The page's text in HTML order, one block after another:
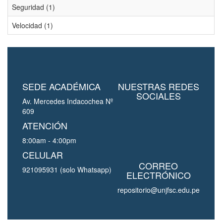
Seguridad (1)
Velocidad (1)
SEDE ACADÉMICA
Av. Mercedes Indacochea Nº
609
ATENCIÓN
8:00am - 4:00pm
CELULAR
921095931 (solo Whatsapp)
NUESTRAS REDES
SOCIALES
CORREO
ELECTRÓNICO
repositorio@unjfsc.edu.pe